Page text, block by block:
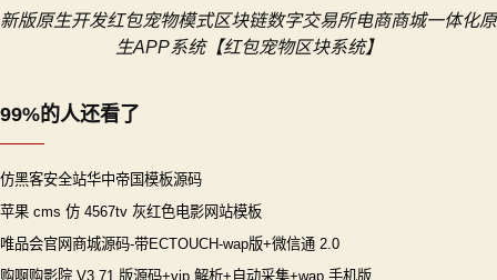
航
新版原生开发红包宠物模式区块链数字交易所电商商城一体化原
生APP系统【红包宠物区块系统】
99%的人还看了
仿黑客安全站华中帝国模板源码
苹果 cms 仿 4567tv 灰红色电影网站模板
唯品会官网商城源码-带ECTOUCH-wap版+微信通 2.0
购啊购影院 V3.71 版源码+vip 解析+自动采集+wap 手机版